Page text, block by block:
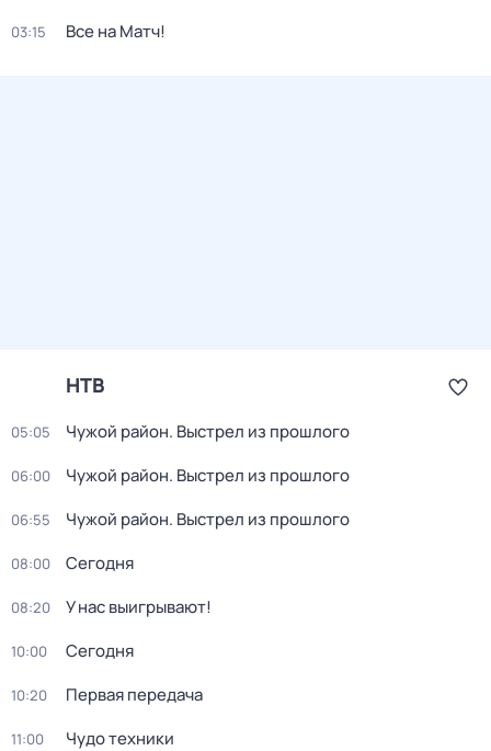
03:15 Все на Матч!
НТВ
05:05 Чужой район. Выстрел из прошлого
06:00 Чужой район. Выстрел из прошлого
06:55 Чужой район. Выстрел из прошлого
08:00 Сегодня
08:20 У нас выигрывают!
10:00 Сегодня
10:20 Первая передача
11:00 Чудо техники